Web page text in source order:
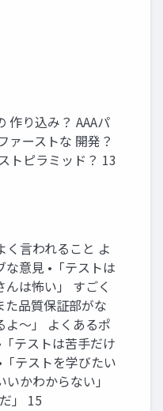
作り込み？ AAAパ
ァーストな 開発？
トピラミッド？ 13
く言われること よ
な意見 •「テストは
んは怖い」 すごく
た品質保証部がな
よ〜」 よくあるポ
テストは苦手だけ
テストを学びたい
かわからない」
」 15